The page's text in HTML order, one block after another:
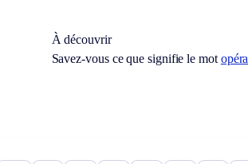
À découvrir
Savez-vous ce que signifie le mot opéra